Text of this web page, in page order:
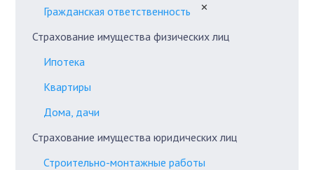
Гражданская ответственность
✕
Страхование имущества физических лиц
Ипотека
Квартиры
Дома, дачи
Страхование имущества юридических лиц
Строительно-монтажные работы